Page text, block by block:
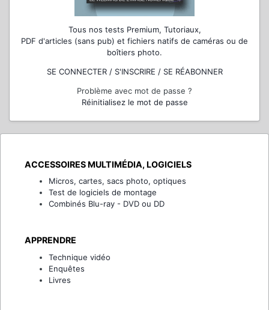
Tous nos tests Premium, Tutoriaux,
PDF d'articles (sans pub) et fichiers natifs de caméras ou de
boîtiers photo.
SE CONNECTER / S'INSCRIRE / SE RÉABONNER
Problème avec mot de passe ?
Réinitialisez le mot de passe
ACCESSOIRES MULTIMÉDIA, LOGICIELS
Micros, cartes, sacs photo, optiques
Test de logiciels de montage
Combinés Blu-ray - DVD ou DD
APPRENDRE
Technique vidéo
Enquêtes
Livres